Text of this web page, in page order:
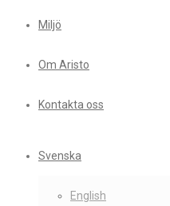
Miljö
Om Aristo
Kontakta oss
Svenska
English